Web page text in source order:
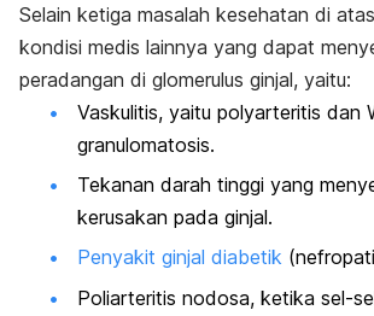
Selain ketiga masalah kesehatan di
kondisi medis lainnya yang dapat
peradangan di glomerulus ginjal, yaitu:
Vaskulitis, yaitu polyarteritis dan
granulomatosis.
Tekanan darah tinggi yang
kerusakan pada ginjal.
Penyakit ginjal diabetik
Poliarteritis nodosa, ketika sel-